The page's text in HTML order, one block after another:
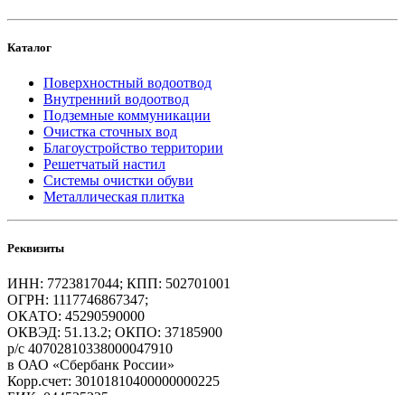
Каталог
Поверхностный водоотвод
Внутренний водоотвод
Подземные коммуникации
Очистка сточных вод
Благоустройство территории
Решетчатый настил
Системы очистки обуви
Металлическая плитка
Реквизиты
ИНН: 7723817044; КПП: 502701001
ОГРН: 1117746867347;
ОКАТО: 45290590000
ОКВЭД: 51.13.2; ОКПО: 37185900
р/с 40702810338000047910
в ОАО «Сбербанк России»
Корр.счет: 30101810400000000225